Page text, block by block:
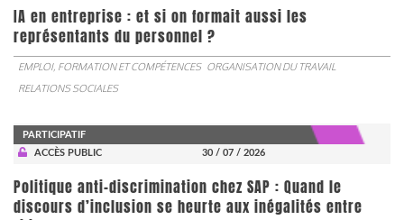
IA en entreprise : et si on formait aussi les
représentants du personnel ?
EMPLOI, FORMATION ET COMPÉTENCES ORGANISATION DU TRAVAIL
RELATIONS SOCIALES
PARTICIPATIF
ACCÈS PUBLIC
30 / 07 / 2026
Politique anti-discrimination chez SAP : Quand le
discours d’inclusion se heurte aux inégalités entre